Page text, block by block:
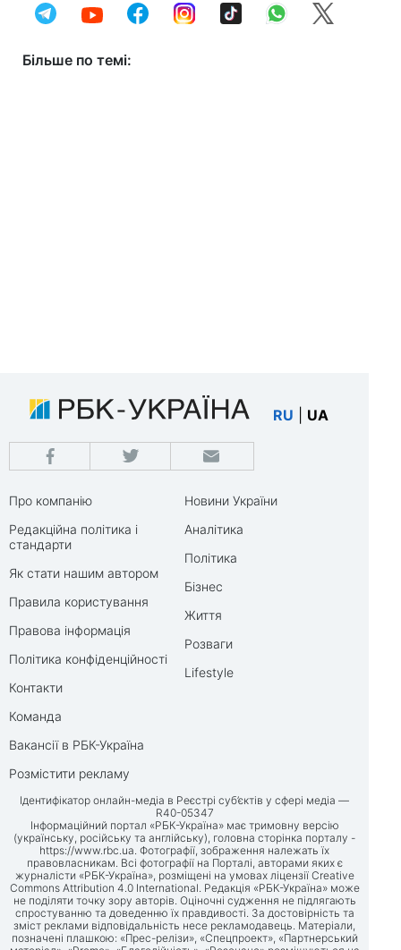
Більше по темі:
RU UA
Про компанію
Редакційна політика і
стандарти
Як стати нашим автором
Правила користування
Правова інформація
Політика конфіденційності
Контакти
Команда
Вакансії в РБК-Україна
Розмістити рекламу
Новини України
Аналітика
Політика
Бізнес
Життя
Розваги
Lifestyle
Ідентифікатор онлайн-медіа в Реєстрі суб’єктів у сфері медіа —
R40-05347
Інформаційний портал «РБК-Україна» має тримовну версію
(українську, російську та англійську), головна сторінка порталу -
https://www.rbc.ua. Фотографії, зображення належать їх
правовласникам. Всі фотографії на Порталі, авторами яких є
журналісти «РБК-Україна», розміщені на умовах ліцензії Creative
Commons Attribution 4.0 International. Редакція «РБК-Україна» може
не поділяти точку зору авторів. Оціночні судження не підлягають
спростуванню та доведенню їх правдивості. За достовірність та
зміст реклами відповідальність несе рекламодавець. Матеріали,
позначені плашкою: «Прес-релізи», «Спецпроект», «Партнерський